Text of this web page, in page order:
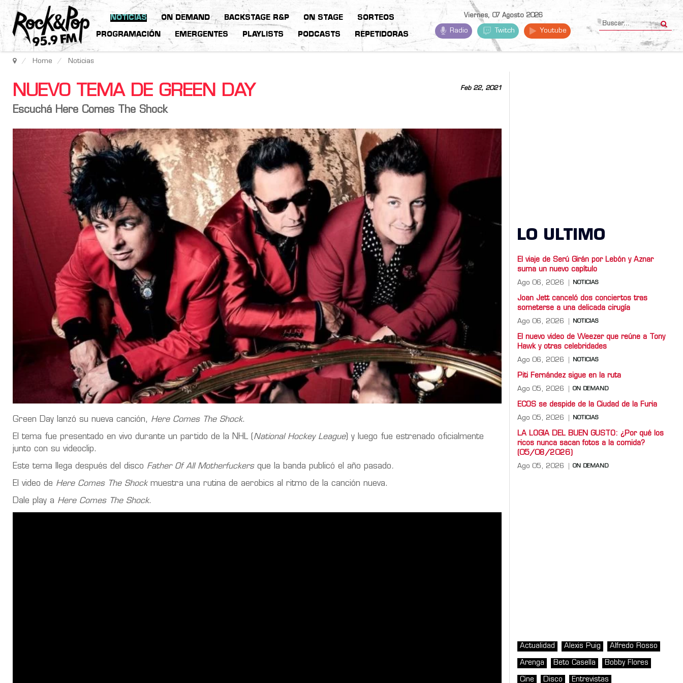
NOTICIAS ON DEMAND BACKSTAGE R&P ON STAGE SORTEOS
PROGRAMACIÓN EMERGENTES PLAYLISTS PODCASTS REPETIDORAS
Viernes, 07 Agosto 2026
Radio Twitch Youtube
Home Noticias
Feb 22, 2021
NUEVO TEMA DE GREEN DAY
Escuchá Here Comes The Shock
Green Day lanzó su nueva canción, Here Comes The Shock.
El tema fue presentado en vivo durante un partido de la NHL ( National Hockey League) y luego fue estrenado oficialmente
junto con su videoclip.
Este tema llega después del disco Father Of All Motherfuckers que la banda publicó el año pasado.
El video de Here Comes The Shockmuestra una rutina de aerobics al ritmo de la canción nueva.
Dale play a Here Comes The Shock.
LO ULTIMO
El viaje de Serú Girán por Lebón y Aznar
suma un nuevo capítulo
Ago 06, 2026 NOTICIAS
Joan Jett canceló dos conciertos tras
someterse a una delicada cirugía
Ago 06, 2026 NOTICIAS
El nuevo video de Weezer que reúne a Tony
Hawk y otras celebridades
Ago 06, 2026 NOTICIAS
Piti Fernández sigue en la ruta
Ago 05, 2026 ON DEMAND
ECOS se despide de la Ciudad de la Furia
Ago 05, 2026 NOTICIAS
LA LOGIA DEL BUEN GUSTO: ¿Por qué los
ricos nunca sacan fotos a la comida?
(05/08/2026)
Ago 05, 2026 ON DEMAND
Actualidad Alexis Puig Alfredo Rosso
Arenga Beto Casella Bobby Flores
Cine Disco Entrevistas